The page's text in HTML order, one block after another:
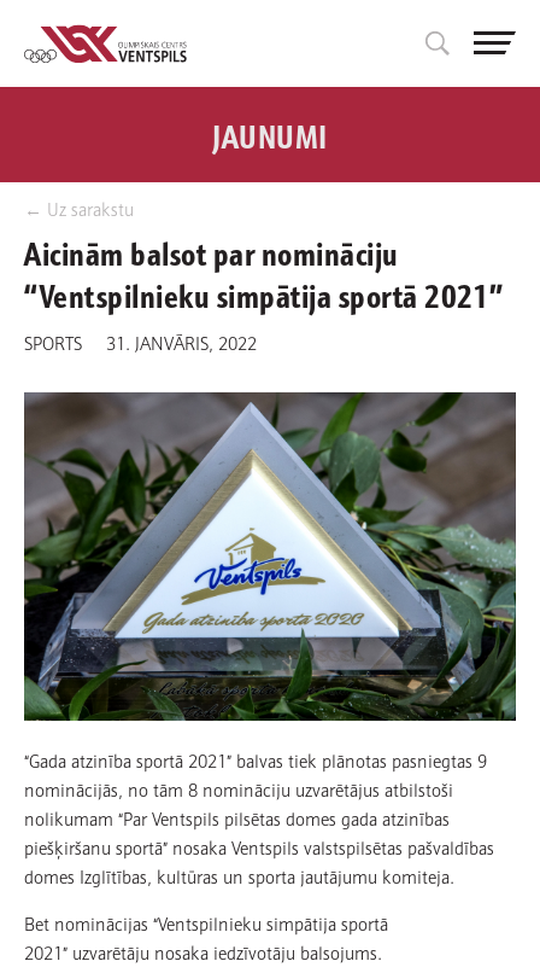
← Uz sarakstu
JAUNUMI
Aicinām balsot par nomināciju
“Ventspilnieku simpātija sportā 2021”
SPORTS 31. JANVĀRIS, 2022
“Gada atzinība sportā 2021” balvas tiek plānotas pasniegtas 9
nominācijās, no tām 8 nomināciju uzvarētājus atbilstoši
nolikumam “Par Ventspils pilsētas domes gada atzinības
piešķiršanu sportā” nosaka Ventspils valstspilsētas pašvaldības
domes Izglītības, kultūras un sporta jautājumu komiteja.
Bet nominācijas “Ventspilnieku simpātija sportā
2021” uzvarētāju nosaka iedzīvotāju balsojums.